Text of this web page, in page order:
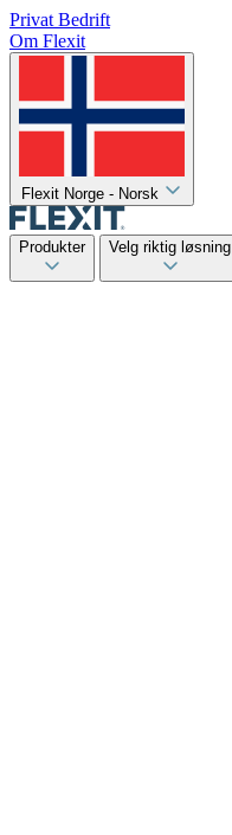
Privat Bedrift
Om Flexit
Flexit Norge - Norsk
Produkter Velg riktig løsning